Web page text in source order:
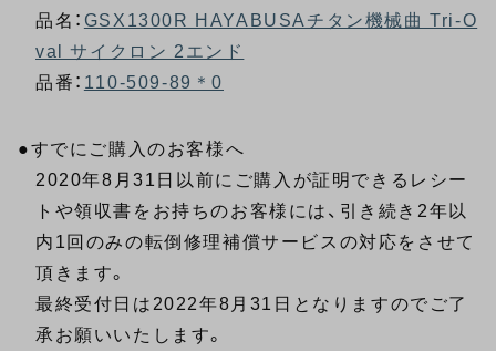
品名： GSX1300R HAYABUSAチタン機械曲 Tri-O
val サイクロン 2エンド
品番： 110-509-89＊0
●すでにご購入のお客様へ
2020年8月31日以前にご購入が証明できるレシー
トや領収書をお持ちのお客様には、引き続き2年以
内1回のみの転倒修理補償サービスの対応をさせて
頂きます。
最終受付日は2022年8月31日となりますのでご了
承お願いいたします。